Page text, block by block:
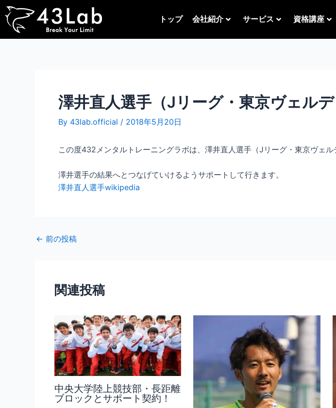
内
容
トップ 会社紹介 サービス 資格講座
澤井直人選手（Jリーグ・東京ヴェル
By 43lab.official / 2018年5月20日
この度432メンタルトレーニングラボは、澤井直人選手（Jリーグ・東京ヴェ
澤井選手の結果へとつなげていけるようサポートして行きます。
澤井直人選手wikipedia
Post
navigation
← 前の投稿
関連投稿
中央大学陸上競技部・長距離
ブロックとサポート契約！